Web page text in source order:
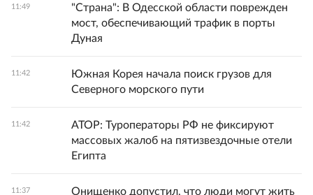
11:49
"Страна": В Одесской области поврежден
мост, обеспечивающий трафик в порты
Дуная
11:42
Южная Корея начала поиск грузов для
Северного морского пути
11:42
АТОР: Туроператоры РФ не фиксируют
массовых жалоб на пятизвездочные отели
Египта
11:37
Онищенко допустил, что люди могут жить